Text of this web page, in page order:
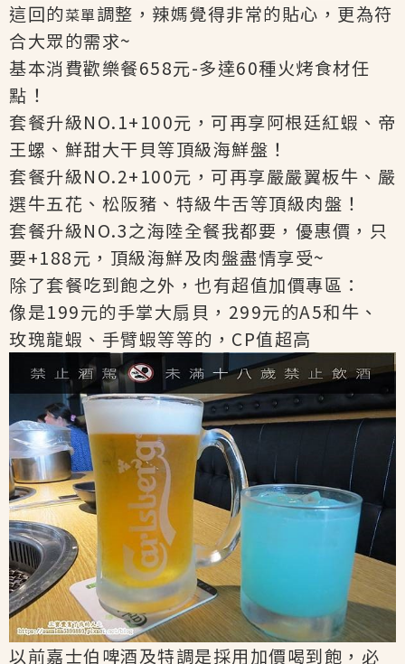
這回的菜單調整，辣媽覺得非常的貼心，更為符
合大眾的需求~
基本消費歡樂餐658元-多達60種火烤食材任
點！
套餐升級NO.1+100元，可再享阿根廷紅蝦、帝
王螺、鮮甜大干貝等頂級海鮮盤！
套餐升級NO.2+100元，可再享嚴嚴翼板牛、嚴
選牛五花、松阪豬、特級牛舌等頂級肉盤！
套餐升級NO.3之海陸全餐我都要，優惠價，只
要+188元，頂級海鮮及肉盤盡情享受~
除了套餐吃到飽之外，也有超值加價專區：
像是199元的手掌大扇貝，299元的A5和牛、
玫瑰龍蝦、手臂蝦等等的，CP值超高
以前嘉士伯啤酒及特調是採用加價喝到飽，必